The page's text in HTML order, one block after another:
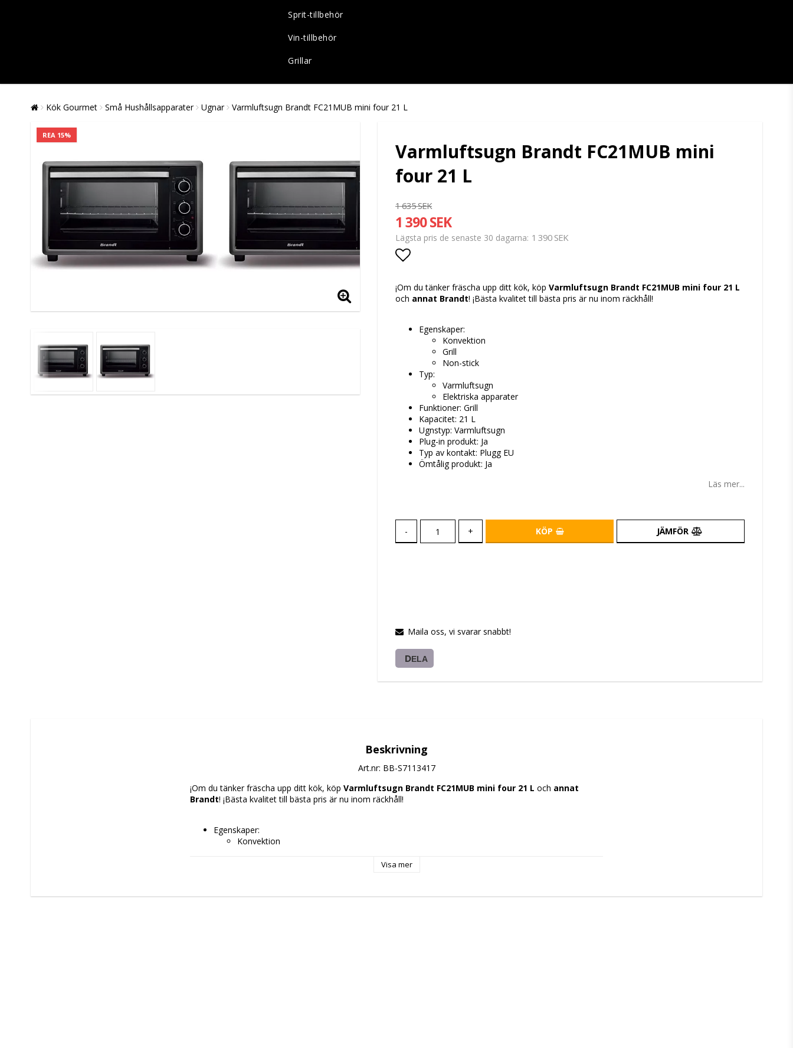
Sprit-tillbehör
Vin-tillbehör
Grillar
Kök Gourmet Små Hushållsapparater Ugnar Varmluftsugn Brandt FC21MUB mini four 21 L
REA 15%
Varmluftsugn Brandt FC21MUB mini
four 21 L
1 635 SEK
1 390 SEK
Lägsta pris de senaste 30 dagarna 1 390 SEK
Lägg till i favoritlistan
¡Om du tänker fräscha upp ditt kök, köp Varmluftsugn Brandt FC21MUB mini four 21 L
och annat Brandt! ¡Bästa kvalitet till bästa pris är nu inom räckhåll!
Egenskaper:
Konvektion
Grill
Non-stick
Typ:
Varmluftsugn
Elektriska apparater
Funktioner: Grill
Kapacitet: 21 L
Ugnstyp: Varmluftsugn
Plug-in produkt: Ja
Typ av kontakt: Plugg EU
Ömtålig produkt: Ja
Läs mer...
- + KÖP JÄMFÖR
Maila oss, vi svarar snabbt!
DELA
Beskrivning
Art.nr: BB-S7113417
¡Om du tänker fräscha upp ditt kök, köp Varmluftsugn Brandt FC21MUB mini four 21 L och annat
Brandt! ¡Bästa kvalitet till bästa pris är nu inom räckhåll!
Egenskaper:
Konvektion
Elektriska apparater
Visa mer